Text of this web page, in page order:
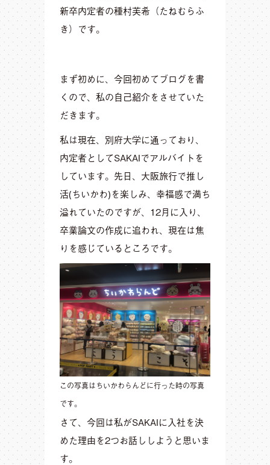
新卒内定者の種村芙希（たねむらふ
き）です。
まず初めに、今回初めてブログを書
くので、私の自己紹介をさせていた
だきます。
私は現在、別府大学に通っており、
内定者としてSAKAIでアルバイトを
しています。先日、大阪旅行で推し
活(ちいかわ)を楽しみ、幸福感で満ち
溢れていたのですが、12月に入り、
卒業論文の作成に追われ、現在は焦
りを感じているところです。
この写真はちいかわらんどに行った時の写真
です。
さて、今回は私がSAKAIに入社を決
めた理由を2つお話ししようと思いま
す。